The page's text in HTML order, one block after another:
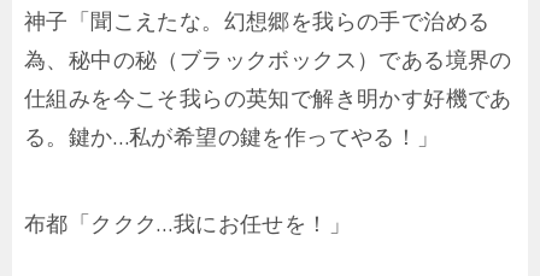
神子「聞こえたな。幻想郷を我らの手で治める
為、秘中の秘（ブラックボックス）である境界の
仕組みを今こそ我らの英知で解き明かす好機であ
る。鍵か…私が希望の鍵を作ってやる！」
布都「ククク…我にお任せを！」